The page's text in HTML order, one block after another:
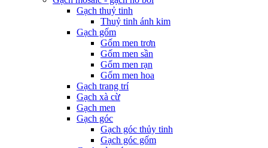
Gạch thuỷ tinh
Thuỷ tinh ánh kim
Gạch gốm
Gốm men trơn
Gốm men sần
Gốm men rạn
Gốm men hoa
Gạch trang trí
Gạch xà cừ
Gạch men
Gạch góc
Gạch góc thủy tinh
Gạch góc gốm